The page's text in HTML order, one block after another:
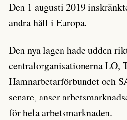
Den 1 augusti 2019
andra håll i Europa.
Den nya lagen hade udden
centralorganisationerna LO,
Hamnarbetarförbundet och
senare, anser
för hela arbetsmarknaden.